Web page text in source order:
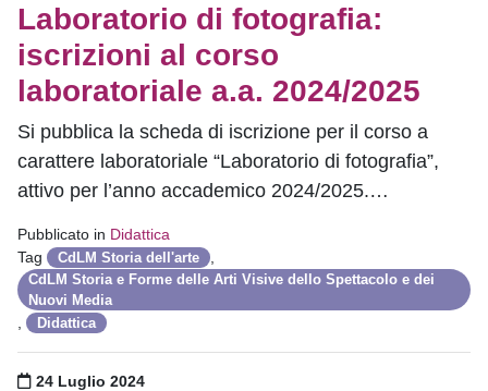
Laboratorio di fotografia:
iscrizioni al corso
laboratoriale a.a. 2024/2025
Si pubblica la scheda di iscrizione per il corso a
carattere laboratoriale “Laboratorio di fotografia”,
attivo per l’anno accademico 2024/2025.…
Pubblicato in Didattica
Tag
CdLM Storia dell'arte
CdLM Storia e Forme delle Arti Visive dello Spettacolo e dei
Nuovi Media
Didattica
Pubblicato il
24 Luglio 2024